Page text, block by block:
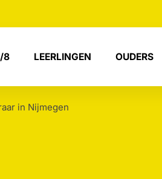
8 LEERLINGEN OUDERS
in Nijmegen